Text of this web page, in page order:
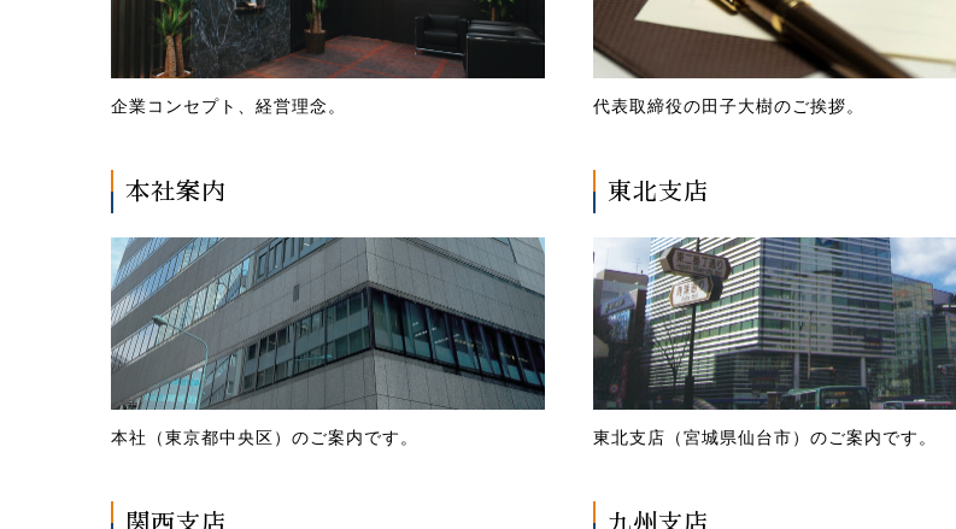
企業コンセプト、経営理念。 代表取締役の田子大樹のご挨拶。
本社案内
本社（東京都中央区）のご案内です。
東北支店
東北支店（宮城県仙台市）のご案内です。
関西支店 九州支店